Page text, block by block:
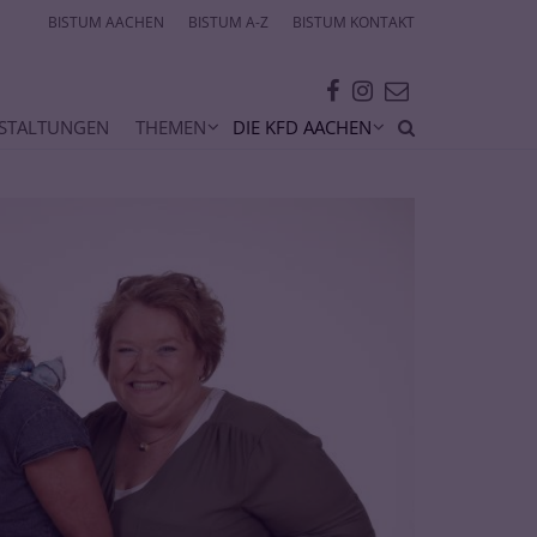
BISTUM AACHEN BISTUM A-Z BISTUM KONTAKT
THEMEN DIE KFD AACHEN